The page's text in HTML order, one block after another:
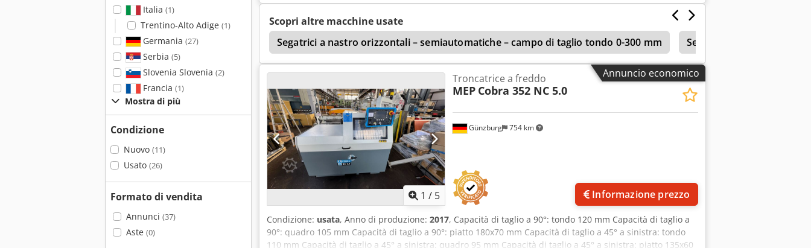
Italia (1)
Trentino-Alto Adige (1)
Germania (27)
Serbia (5)
Slovenia Slovenia (2)
Francia (1)
Mostra di più
Condizione
Nuovo (11)
Usato (26)
Formato di vendita
Annunci (37)
Aste (0)
Scopri altre macchine usate
Segatrici a nastro orizzontali – semiautomatiche – campo di taglio tondo 0-300 mm
Seghe a nastro
Behringer
Annuncio economico
1 / 5
Günzburg 754 km
Troncatrice a freddo
MEP Cobra 352 NC 5.0
Informazione prezzo
Condizione: usata, Anno di produzione: 2017, Capacità di taglio a 90°: tondo 120 mm Capacità di taglio a
90°: quadro 105 mm Capacità di taglio a 90°: piatto 180x70 mm Capacità di taglio a 45° a sinistra: tondo
110 mm Capacità di taglio a 45° a sinistra: quadro 95 mm Capacità di taglio a 45° a sinistra: piatto 135x60